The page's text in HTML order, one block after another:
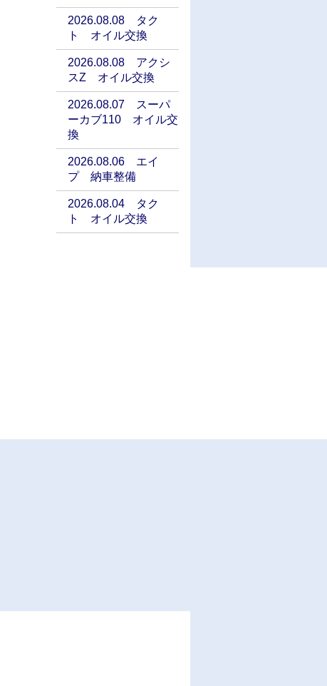
2026.08.08 タク
ト オイル交換
2026.08.08 アクシ
スZ オイル交換
2026.08.07 スーパ
ーカブ110 オイル交
換
2026.08.06 エイ
プ 納車整備
2026.08.04 タク
ト オイル交換